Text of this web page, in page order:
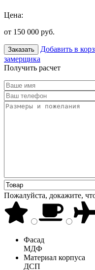
Цена:
от 150 000 руб.
Заказать Добавить в
замерщика
Получить расчет
Пожалуйста, докажите,
Фасад
МДФ
Материал корпуса
ДСП